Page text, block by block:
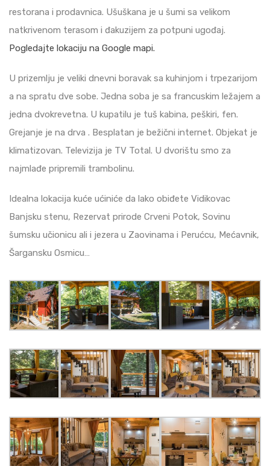
restorana i prodavnica. Ušuškana je u šumi sa velikom
natkrivenom terasom i đakuzijem za potpuni ugođaj.
Pogledajte lokaciju na Google mapi.
U prizemlju je veliki dnevni boravak sa kuhinjom i trpezarijom
a na spratu dve sobe. Jedna soba je sa francuskim ležajem a
jedna dvokrevetna. U kupatilu je tuš kabina, peškiri, fen.
Grejanje je na drva . Besplatan je bežični internet. Objekat je
klimatizovan. Televizija je TV Total. U dvorištu smo za
najmlađe pripremili trambolinu.
Idealna lokacija kuće ućiniće da lako obiđete Vidikovac
Banjsku stenu, Rezervat prirode Crveni Potok, Sovinu
šumsku učionicu ali i jezera u Zaovinama i Perućcu, Mećavnik,
Šargansku Osmicu…